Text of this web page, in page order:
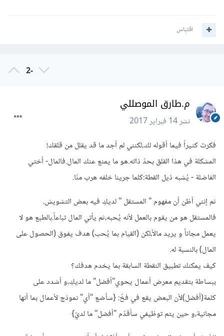
اقتباس
-2
م.طارق الموصللي
نشر14 فبراير 2017
فكرت كثيراً فيما أقوله لك،لكنني لم أجد ما قد يقلل من قلقك!
المشكلة في هذا القلق بحدّ ذاته.هو ما يمنع عنك المال.فالمال- أختي
الفاضلة - يُشبه ذيل القطة:كلما جرينا خلفه هرب منّا.
ثم إنني أظن أن مفهوم " المستقل " لديكِ فيه بعض التشويش.
فالمستقل هو من يقوم بالعمل لأنه يُحبه،ثم يأتي المال تباعاً.بالطبع هو لا
يعمل مجاناً و يريد مالاً،لكن (القيام بما يُحب) هدف يفوق (الحصول على
المال) بالنسبة له.
كيف يمكنك تطبيق النقطة السابقة بما يخدم هدفك؟
ببساطة بتقديم معرض أعمال يحوي"أفضل" ما لديكِ،و أشدد على
كلمة(أفضل)لأن البعض يقع في فخّ: {سأضع "أي" نموذج لأعمال بما أنها
مجانية،و حين يتم توظيفي سأقدّم "أفضل" ما لديّ}